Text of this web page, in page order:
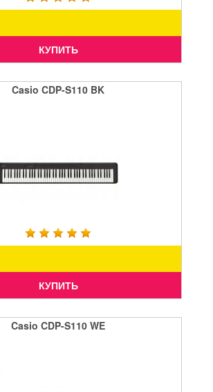
КУПИТЬ
Casio CDP-S110 BK
КУПИТЬ
Casio CDP-S110 WE